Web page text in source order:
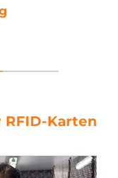
Karten